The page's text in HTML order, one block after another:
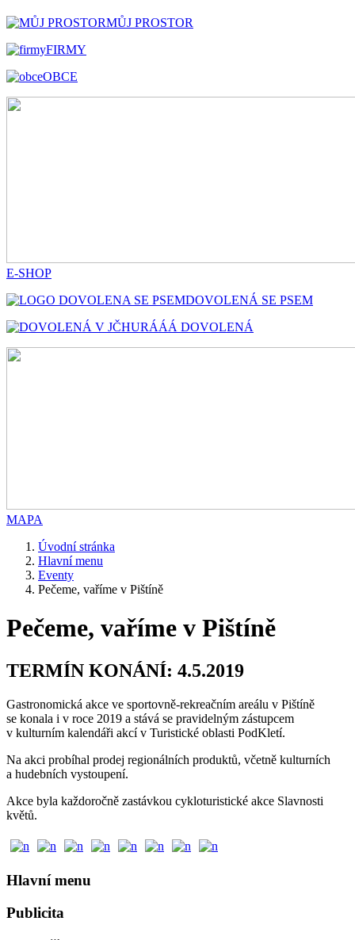
MŮJ PROSTOR
FIRMY
OBCE
E-SHOP
DOVOLENÁ SE PSEM
HURÁÁÁ DOVOLENÁ
MAPA
Úvodní stránka
Hlavní menu
Eventy
Pečeme, vaříme v Pištíně
Pečeme, vaříme v Pištíně
TERMÍN KONÁNÍ: 4.5.2019
Gastronomická akce ve sportovně-rekreačním areálu v Pištíně
se konala i v roce 2019 a stává se pravidelným zástupcem
v kulturním kalendáři akcí v Turistické oblasti PodKletí.
Na akci probíhal prodej regionálních produktů, včetně kulturních
a hudebních vystoupení.
Akce byla každoročně zastávkou cykloturistické akce Slavnosti
květů.
Hlavní menu
Publicita